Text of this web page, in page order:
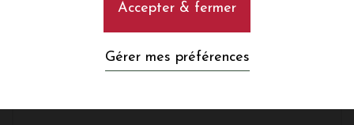
Accepter & fermer
Gérer mes préférences